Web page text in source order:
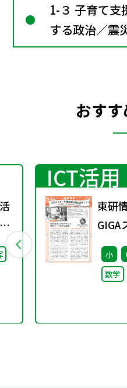
1-３ 子育て支
する政治／震
実現する政治
おす
ICT活用
東研
GIGA
を迎
小
数学